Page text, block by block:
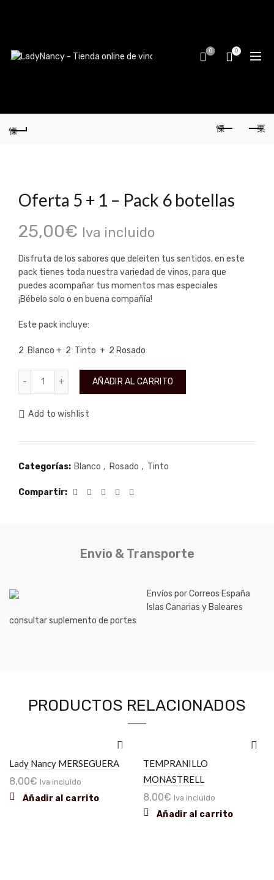
0 0
Oferta 5 + 1 – Pack 6 botellas
25,00€ Iva incluido
Disfruta de los sabores que deleiten tus sentidos, en este
pack tienes toda nuestra variedad de vinos, para que
puedes acompañar tus momentos mas especiales
¡Bébelo solo o en buena compañía!
Este pack incluye:
2 Blanco + 2 Tinto + 2 Rosado
Oferta 5 + 1 - Pack 6 botellas cantidad
AÑADIR AL CARRITO
Add to wishlist
Categorías: Blanco , Rosado , Tinto
Compartir
Envio & Transporte
Envíos por Correos España
Islas Canarias y Baleares
consultar suplemento de portes
PRODUCTOS RELACIONADOS
Lady Nancy MERSEGUERA
8,00€ Iva incluido
Añadir al carrito
TEMPRANILLO
MONASTRELL
8,00€ Iva incluido
Añadir al carrito